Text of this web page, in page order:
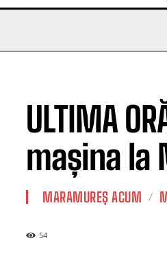
ULTIMA
mașina la
MARAMUREȘ ACUM
54